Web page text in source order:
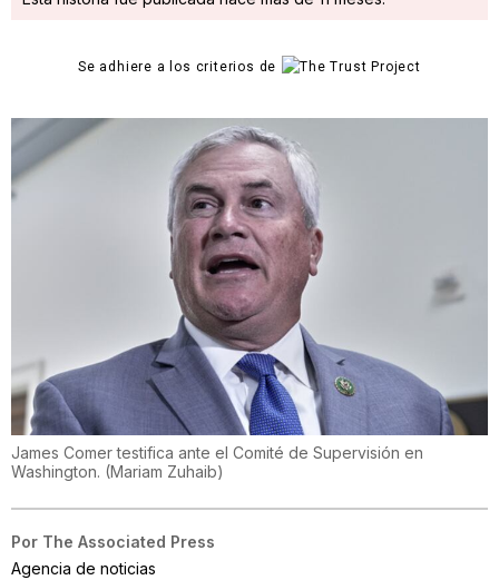
Se adhiere a los criterios de
James Comer testifica ante el Comité de Supervisión en
Washington. (Mariam Zuhaib)
Por The Associated Press
Agencia de noticias